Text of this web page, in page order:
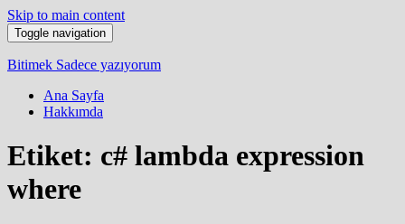
Skip to main content
Toggle navigation
Bitimek Sadece yazıyorum
Ana Sayfa
Hakkımda
Etiket: c# lambda expression
where